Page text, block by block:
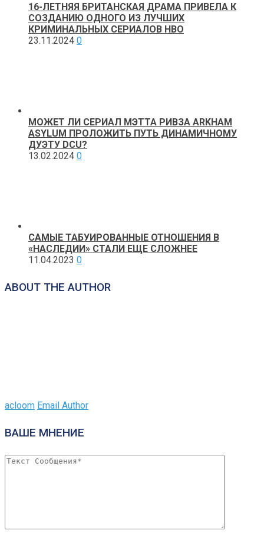
16-ЛЕТНЯЯ БРИТАНСКАЯ ДРАМА ПРИВЕЛА К
СОЗДАНИЮ ОДНОГО ИЗ ЛУЧШИХ
КРИМИНАЛЬНЫХ СЕРИАЛОВ HBO
23.11.2024 0
МОЖЕТ ЛИ СЕРИАЛ МЭТТА РИВЗА ARKHAM
ASYLUM ПРОЛОЖИТЬ ПУТЬ ДИНАМИЧНОМУ
ДУЭТУ DCU?
13.02.2024 0
САМЫЕ ТАБУИРОВАННЫЕ ОТНОШЕНИЯ В
«НАСЛЕДИИ» СТАЛИ ЕЩЕ СЛОЖНЕЕ
11.04.2023 0
ABOUT THE AUTHOR
acloom Email Author
ВАШЕ МНЕНИЕ